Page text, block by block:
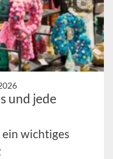
und jede
wichtiges